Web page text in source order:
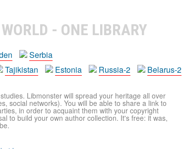
- ONE LIBRARY
Serbia
Tajikistan Estonia Russia-2 Belarus-2
Libmonster will spread your heritage all over
social networks). You will be able to share a link to
in order to acquaint them with your copyright
to build your own author collection. It's free: it was,